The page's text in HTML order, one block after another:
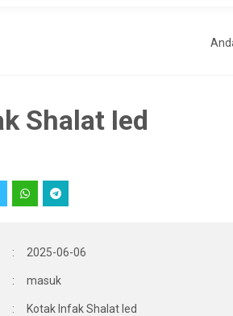
Shalat Ied
: 2025-06-06
: masuk
: Kotak Infak Shalat Ied